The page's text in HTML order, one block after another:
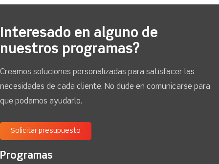
Interesado en alguno de
nuestros programas?
Creamos soluciones personalizadas para satisfacer las
necesidades de cada cliente. No dude en comunicarse para
que podamos ayudarlo.
Solicitar presupuesto
Programas